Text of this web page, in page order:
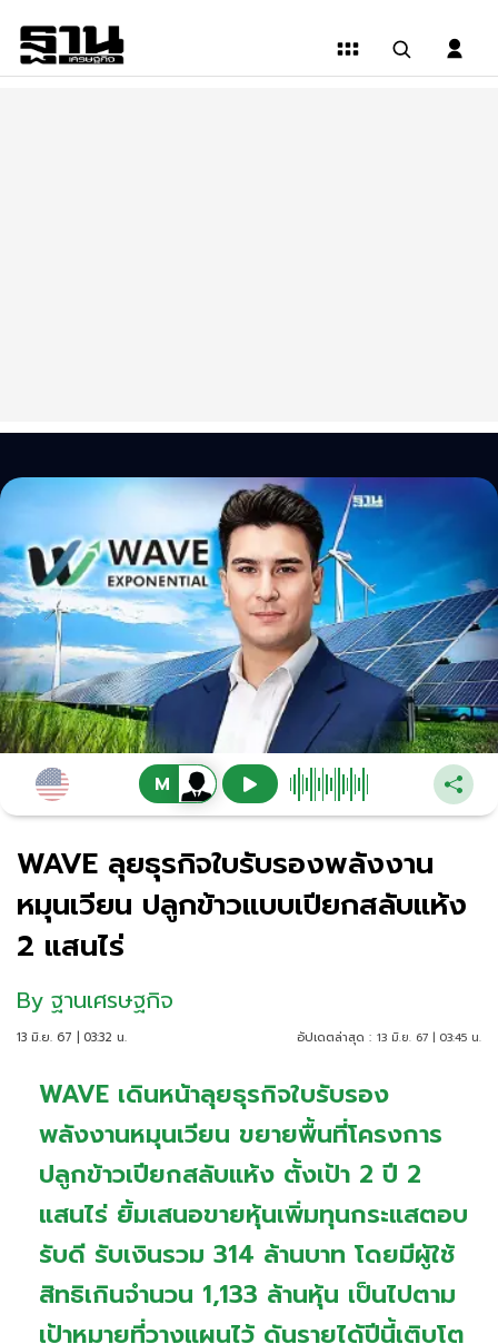
WAVE ลุยธุรกิจใบรับรองพลังงาน
หมุนเวียน ปลูกข้าวแบบเปียกสลับแห้ง
2 แสนไร่
By ฐานเศรษฐกิจ
13 มิ.ย. 67 | 03:32 น. อัปเดตล่าสุด : 13 มิ.ย. 67 | 03:45 น.
WAVE เดินหน้าลุยธุรกิจใบรับรอง
พลังงานหมุนเวียน ขยายพื้นที่โครงการ
ปลูกข้าวเปียกสลับแห้ง ตั้งเป้า 2 ปี 2
แสนไร่ ยิ้มเสนอขายหุ้นเพิ่มทุนกระแสตอบ
รับดี รับเงินรวม 314 ล้านบาท โดยมีผู้ใช้
สิทธิเกินจำนวน 1,133 ล้านหุ้น เป็นไปตาม
เป้าหมายที่วางแผนไว้ ดันรายได้ปีนี้เติบโต